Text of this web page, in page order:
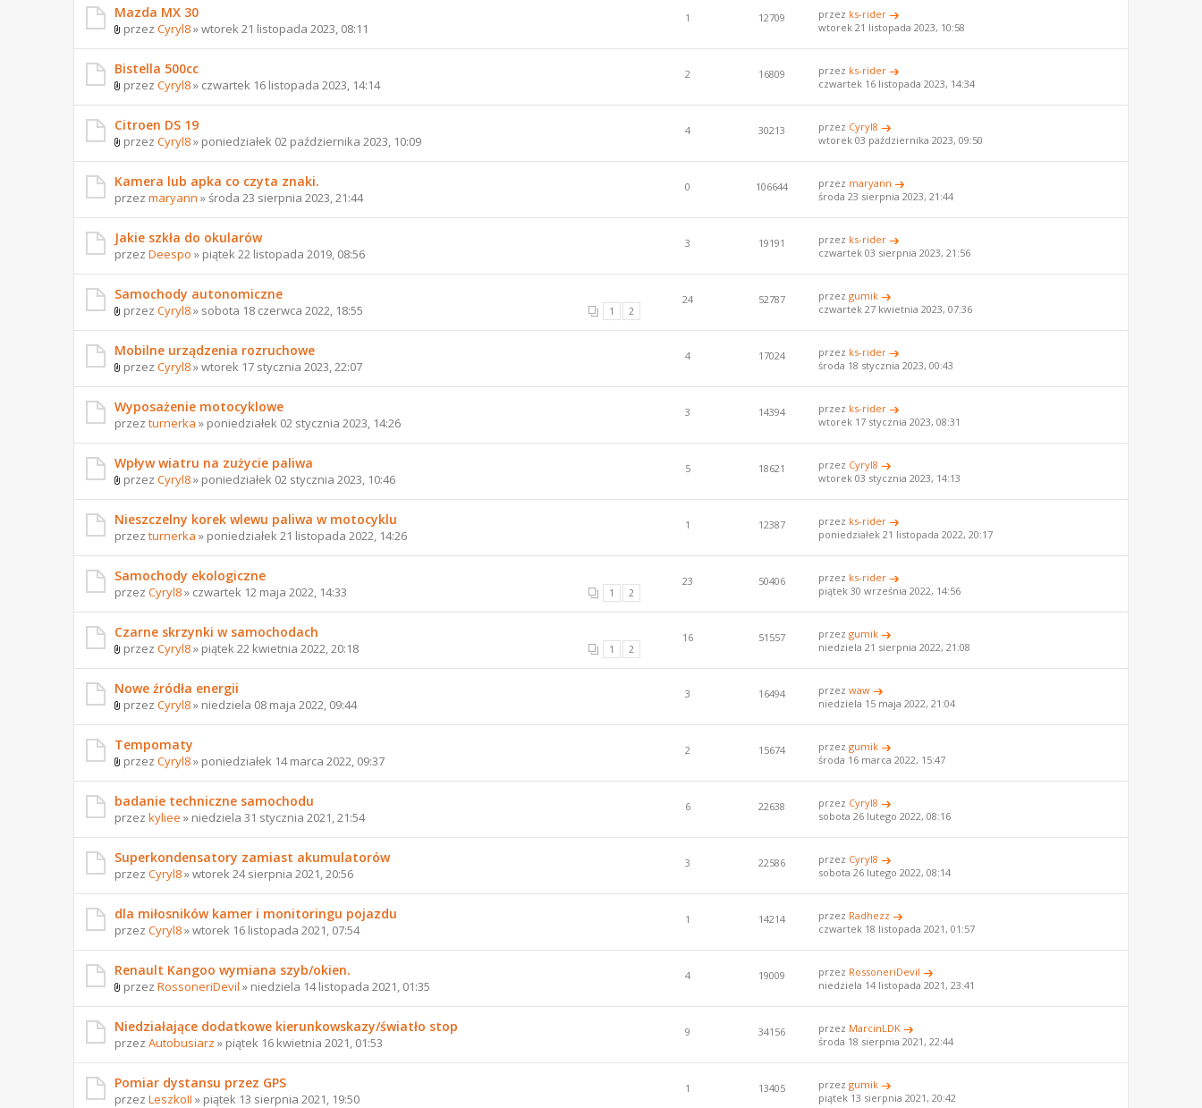
Mazda MX 30
przez Cyryl8» wtorek 21 listopada 2023, 08:11
1 12709 przez ks-rider
wtorek 21 listopada 2023, 10:58
Bistella 500cc
przez Cyryl8» czwartek 16 listopada 2023, 14:14
2 16809 przez ks-rider
czwartek 16 listopada 2023, 14:34
Citroen DS 19
przez Cyryl8» poniedziałek 02 października 2023, 10:09
4 30213 przez Cyryl8
wtorek 03 października 2023, 09:50
Kamera lub apka co czyta znaki.
przez maryann » środa 23 sierpnia 2023, 21:44
0 106644 przez maryann
środa 23 sierpnia 2023, 21:44
Jakie szkła do okularów
przez Deespo » piątek 22 listopada 2019, 08:56
3 19191 przez ks-rider
czwartek 03 sierpnia 2023, 21:56
Samochody autonomiczne
1 2
przez Cyryl8» sobota 18 czerwca 2022, 18:55
24 52787 przezgumik
czwartek 27 kwietnia 2023, 07:36
Mobilne urządzenia rozruchowe
przez Cyryl8» wtorek 17 stycznia 2023, 22:07
4 17024 przez ks-rider
środa 18 stycznia 2023, 00:43
Wyposażenie motocyklowe
przez turnerka » poniedziałek 02 stycznia 2023, 14:26
3 14394 przez ks-rider
wtorek 17 stycznia 2023, 08:31
Wpływ wiatru na zużycie paliwa
przez Cyryl8» poniedziałek 02 stycznia 2023, 10:46
5 18621 przez Cyryl8
wtorek 03 stycznia 2023, 14:13
Nieszczelny korek wlewu paliwa w motocyklu
przez turnerka » poniedziałek 21 listopada 2022, 14:26
1 12387 przez ks-rider
poniedziałek 21 listopada 2022, 20:17
Samochody ekologiczne
1 2
przez Cyryl8» czwartek 12 maja 2022, 14:33
23 50406 przez ks-rider
piątek 30 września 2022, 14:56
Czarne skrzynki w samochodach
1 2
przez Cyryl8» piątek 22 kwietnia 2022, 20:18
16 51557 przezgumik
niedziela 21 sierpnia 2022, 21:08
Nowe źródła energii
przez Cyryl8» niedziela 08 maja 2022, 09:44
3 16494 przezwaw
niedziela 15 maja 2022, 21:04
Tempomaty
przez Cyryl8» poniedziałek 14 marca 2022, 09:37
2 15674 przezgumik
środa 16 marca 2022, 15:47
badanie techniczne samochodu
przez kyliee » niedziela 31 stycznia 2021, 21:54
6 22638 przez Cyryl8
sobota 26 lutego 2022, 08:16
Superkondensatory zamiast akumulatorów
przez Cyryl8» wtorek 24 sierpnia 2021, 20:56
3 22586 przez Cyryl8
sobota 26 lutego 2022, 08:14
dla miłosników kamer i monitoringu pojazdu
przez Cyryl8» wtorek 16 listopada 2021, 07:54
1 14214 przez Radhezz
czwartek 18 listopada 2021, 01:57
Renault Kangoo wymiana szyb/okien.
przez RossoneriDevil » niedziela 14 listopada 2021, 01:35
4 19009 przez RossoneriDevil
niedziela 14 listopada 2021, 23:41
Niedziałające dodatkowe kierunkowskazy/światło stop
przez Autobusiarz » piątek 16 kwietnia 2021, 01:53
9 34156 przez MarcinLDK
środa 18 sierpnia 2021, 22:44
Pomiar dystansu przez GPS
przez LeszkoII » piątek 13 sierpnia 2021, 19:50
1 13405 przezgumik
piątek 13 sierpnia 2021, 20:42